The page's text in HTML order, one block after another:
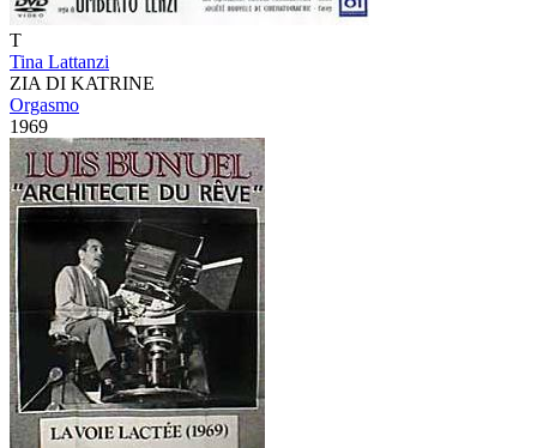
T
Tina Lattanzi
ZIA DI KATRINE
Orgasmo
1969